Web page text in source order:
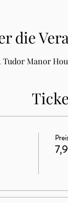
die
Manor